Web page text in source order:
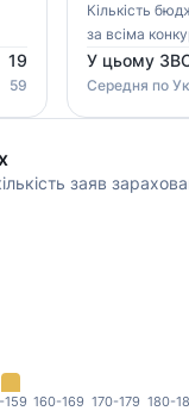
19
59
Кількість
за всіма
У цьому
Середня по
заяв
159 160-169 170-179 180-